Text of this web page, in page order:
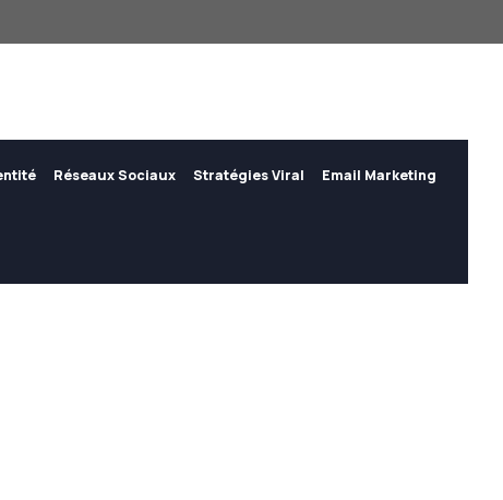
Réseaux Sociaux Stratégies Viral Email Marketing